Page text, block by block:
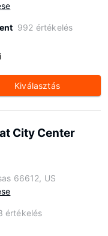
992 értékelés
Kiválasztás
City Center
66612, US
értékelés